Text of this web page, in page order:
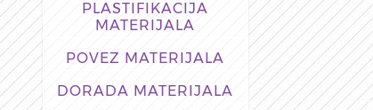
PLASTIFIKACIJA
MATERIJALA
POVEZ MATERIJALA
DORADA MATERIJALA